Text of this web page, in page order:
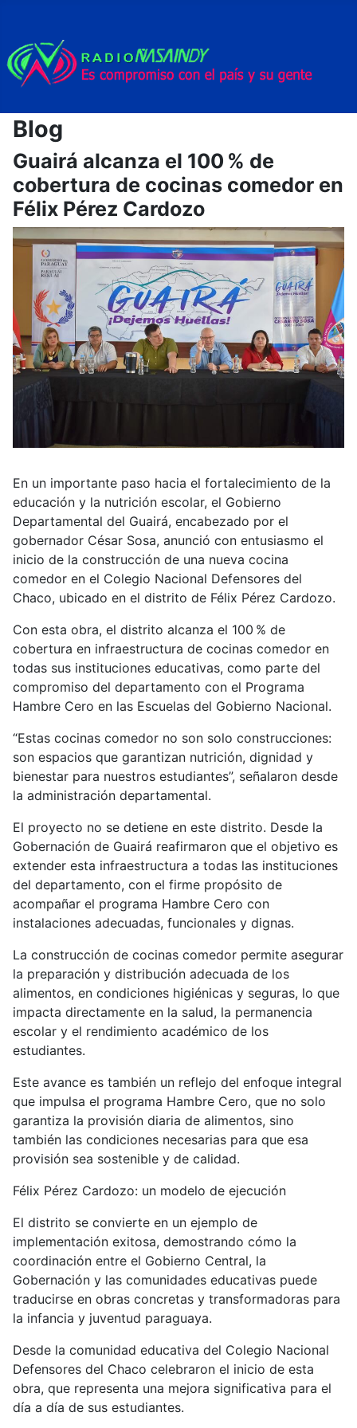
Blog
Guairá alcanza el 100 % de
cobertura de cocinas comedor en
Félix Pérez Cardozo
En un importante paso hacia el fortalecimiento de la
educación y la nutrición escolar, el Gobierno
Departamental del Guairá, encabezado por el
gobernador César Sosa, anunció con entusiasmo el
inicio de la construcción de una nueva cocina
comedor en el Colegio Nacional Defensores del
Chaco, ubicado en el distrito de Félix Pérez Cardozo.
Con esta obra, el distrito alcanza el 100 % de
cobertura en infraestructura de cocinas comedor en
todas sus instituciones educativas, como parte del
compromiso del departamento con el Programa
Hambre Cero en las Escuelas del Gobierno Nacional.
“Estas cocinas comedor no son solo construcciones:
son espacios que garantizan nutrición, dignidad y
bienestar para nuestros estudiantes”, señalaron desde
la administración departamental.
El proyecto no se detiene en este distrito. Desde la
Gobernación de Guairá reafirmaron que el objetivo es
extender esta infraestructura a todas las instituciones
del departamento, con el firme propósito de
acompañar el programa Hambre Cero con
instalaciones adecuadas, funcionales y dignas.
La construcción de cocinas comedor permite asegurar
la preparación y distribución adecuada de los
alimentos, en condiciones higiénicas y seguras, lo que
impacta directamente en la salud, la permanencia
escolar y el rendimiento académico de los
estudiantes.
Este avance es también un reflejo del enfoque integral
que impulsa el programa Hambre Cero, que no solo
garantiza la provisión diaria de alimentos, sino
también las condiciones necesarias para que esa
provisión sea sostenible y de calidad.
Félix Pérez Cardozo: un modelo de ejecución
El distrito se convierte en un ejemplo de
implementación exitosa, demostrando cómo la
coordinación entre el Gobierno Central, la
Gobernación y las comunidades educativas puede
traducirse en obras concretas y transformadoras para
la infancia y juventud paraguaya.
Desde la comunidad educativa del Colegio Nacional
Defensores del Chaco celebraron el inicio de esta
obra, que representa una mejora significativa para el
día a día de sus estudiantes.